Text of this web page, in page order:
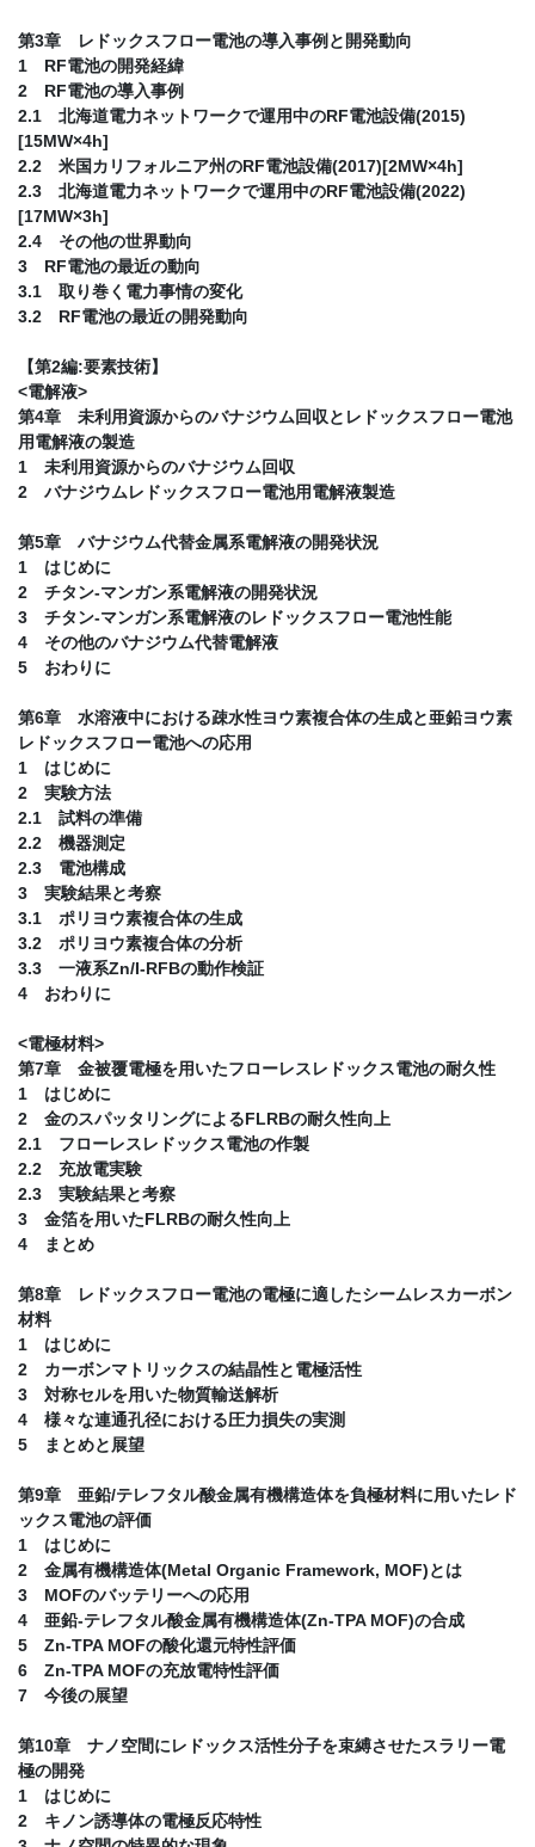
第3章 レドックスフロー電池の導入事例と開発動向
1 RF電池の開発経緯
2 RF電池の導入事例
2.1 北海道電力ネットワークで運用中のRF電池設備(2015)
[15MW×4h]
2.2 米国カリフォルニア州のRF電池設備(2017)[2MW×4h]
2.3 北海道電力ネットワークで運用中のRF電池設備(2022)
[17MW×3h]
2.4 その他の世界動向
3 RF電池の最近の動向
3.1 取り巻く電力事情の変化
3.2 RF電池の最近の開発動向
【第2編:要素技術】
<電解液>
第4章 未利用資源からのバナジウム回収とレドックスフロー電池
用電解液の製造
1 未利用資源からのバナジウム回収
2 バナジウムレドックスフロー電池用電解液製造
第5章 バナジウム代替金属系電解液の開発状況
1 はじめに
2 チタン-マンガン系電解液の開発状況
3 チタン-マンガン系電解液のレドックスフロー電池性能
4 その他のバナジウム代替電解液
5 おわりに
第6章 水溶液中における疎水性ヨウ素複合体の生成と亜鉛ヨウ素
レドックスフロー電池への応用
1 はじめに
2 実験方法
2.1 試料の準備
2.2 機器測定
2.3 電池構成
3 実験結果と考察
3.1 ポリヨウ素複合体の生成
3.2 ポリヨウ素複合体の分析
3.3 一液系Zn/I-RFBの動作検証
4 おわりに
<電極材料>
第7章 金被覆電極を用いたフローレスレドックス電池の耐久性
1 はじめに
2 金のスパッタリングによるFLRBの耐久性向上
2.1 フローレスレドックス電池の作製
2.2 充放電実験
2.3 実験結果と考察
3 金箔を用いたFLRBの耐久性向上
4 まとめ
第8章 レドックスフロー電池の電極に適したシームレスカーボン
材料
1 はじめに
2 カーボンマトリックスの結晶性と電極活性
3 対称セルを用いた物質輸送解析
4 様々な連通孔径における圧力損失の実測
5 まとめと展望
第9章 亜鉛/テレフタル酸金属有機構造体を負極材料に用いたレド
ックス電池の評価
1 はじめに
2 金属有機構造体(Metal Organic Framework, MOF)とは
3 MOFのバッテリーへの応用
4 亜鉛-テレフタル酸金属有機構造体(Zn-TPA MOF)の合成
5 Zn-TPA MOFの酸化還元特性評価
6 Zn-TPA MOFの充放電特性評価
7 今後の展望
第10章 ナノ空間にレドックス活性分子を束縛させたスラリー電
極の開発
1 はじめに
2 キノン誘導体の電極反応特性